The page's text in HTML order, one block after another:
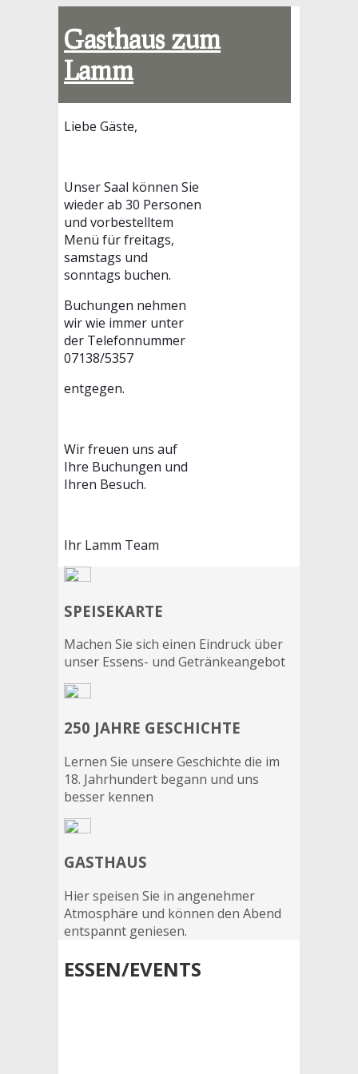
Gasthaus zum
Lamm
Unser Saal
Liebe Gäste,
Unser Saal können Sie
wieder ab 30 Personen
und vorbestelltem
Menü für freitags,
samstags und
sonntags buchen.
Buchungen nehmen
wir wie immer unter
der Telefonnummer
07138/5357
entgegen.
Wir freuen uns auf
Ihre Buchungen und
Ihren Besuch.
Ihr Lamm Team
SPEISEKARTE
Machen Sie sich einen Eindruck über
unser Essens- und Getränkeangebot
250 JAHRE GESCHICHTE
Lernen Sie unsere Geschichte die im
18. Jahrhundert begann und uns
besser kennen
GASTHAUS
Hier speisen Sie in angenehmer
Atmosphäre und können den Abend
entspannt geniesen.
ESSEN/EVENTS